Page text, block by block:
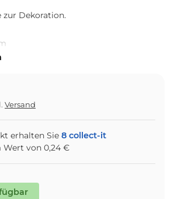
zur Dekoration.
Versand
erhalten Sie 8 collect-it
Wert von 0,24 €